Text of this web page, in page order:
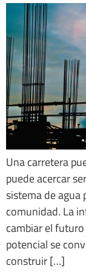
Una carretera
puede acercar
sistema de agua
comunidad. La
cambiar el
potencial se
construir […]